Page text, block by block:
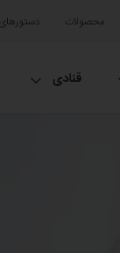
محصولات
قنادی